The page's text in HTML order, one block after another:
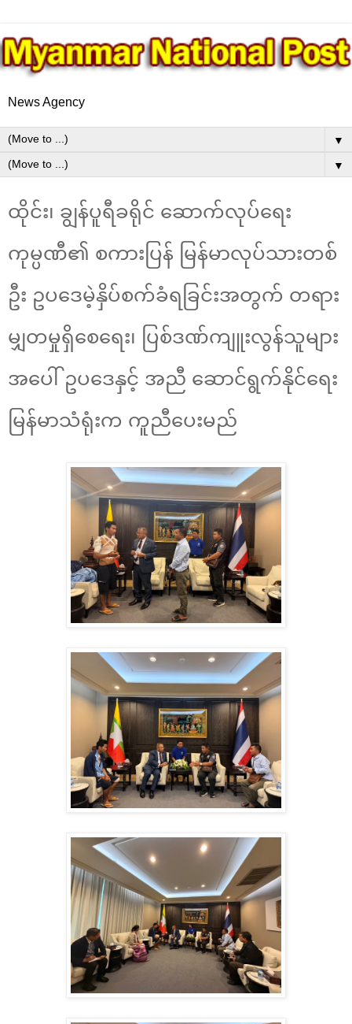
News Agency
▼
▼
ထိုင်း၊ ချွန်ပူရီခရိုင် ဆောက်လုပ်ရေး
ကုမ္ပဏီ၏ စကားပြန် မြန်မာလုပ်သားတစ်
ဦး ဥပဒေမဲ့နှိပ်စက်ခံရခြင်းအတွက် တရား
မျှတမှုရှိစေရေး၊ ပြစ်ဒဏ်ကျူးလွန်သူများ
အပေါ် ဥပဒေနှင့် အညီ ဆောင်ရွက်နိုင်ရေး
မြန်မာသံရုံးက ကူညီပေးမည်